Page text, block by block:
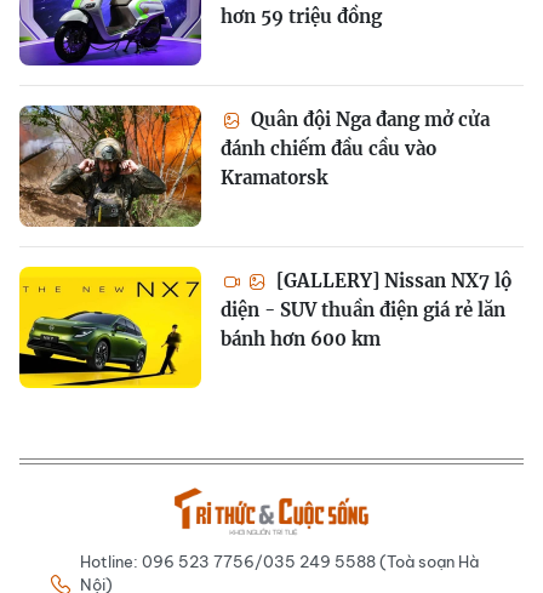
hơn 59 triệu đồng
Quân đội Nga đang mở cửa
đánh chiếm đầu cầu vào
Kramatorsk
[GALLERY] Nissan NX7 lộ
diện - SUV thuần điện giá rẻ lăn
bánh hơn 600 km
Hotline: 096 523 7756/035 249 5588 (Toà soạn Hà
Nội)